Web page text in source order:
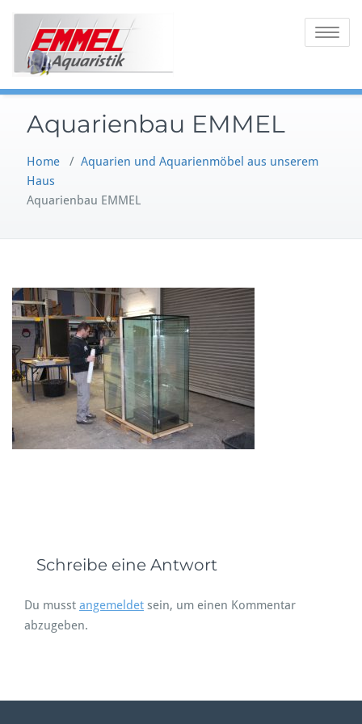
Toggle
Aquarienbau EMMEL
Home / Aquarien und Aquarienmöbel aus unserem
Haus
Aquarienbau EMMEL
Schreibe eine Antwort
Du musst angemeldet sein, um einen Kommentar
abzugeben.